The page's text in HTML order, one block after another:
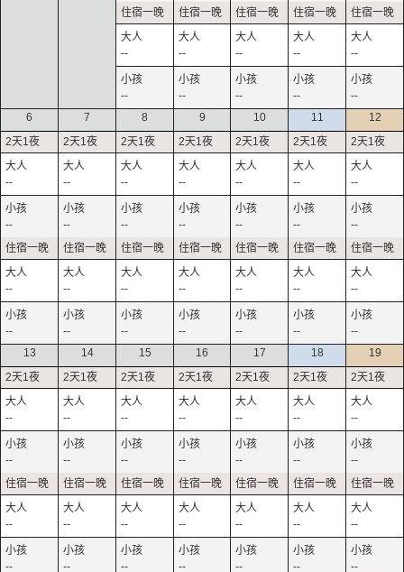
--
--
--
--
--
--
--
--
--
--
6
--
--
--
--
7
--
--
--
--
8
--
--
--
--
9
--
--
--
--
10
--
--
--
--
11
--
--
--
--
12
--
--
--
--
13
--
--
--
--
14
--
--
--
--
15
--
--
--
--
16
--
--
--
--
17
--
--
--
--
18
--
--
--
--
19
--
--
--
--